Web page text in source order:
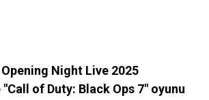
Night Live 2025
of Duty: Black Ops 7" oyunu